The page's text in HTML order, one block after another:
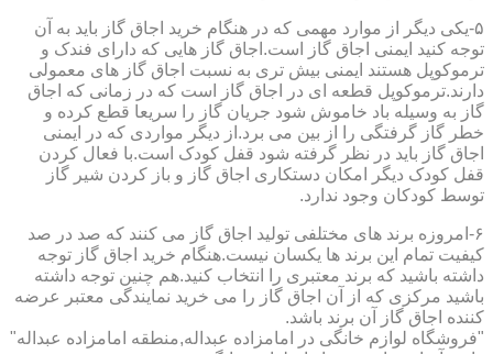
۵-یکی دیگر از موارد مهمی که در هنگام خرید اجاق گاز باید به آن
توجه کنید ایمنی اجاق گاز است.اجاق گاز هایی که دارای فندک و
ترموکوپل هستند ایمنی بیش تری به نسبت اجاق گاز های معمولی
دارند.ترموکوپل قطعه ای در اجاق گاز است که در زمانی که اجاق
گاز به وسیله باد خاموش شود جریان گاز را سریعا قطع کرده و
خطر گاز گرفتگی را از بین می برد.از دیگر مواردی که در ایمنی
اجاق گاز باید در نظر گرفته شود قفل کودک است.با فعال کردن
قفل کودک دیگر امکان دستکاری اجاق گاز و باز کردن شیر گاز
توسط کودکان وجود ندارد.
۶-امروزه برند های مختلفی تولید اجاق گاز می کنند که صد در صد
کیفیت تمام این برند ها یکسان نیست.هنگام خرید اجاق گاز توجه
داشته باشید که برند معتبری را انتخاب کنید.هم چنین توجه داشته
باشید مرکزی که از آن اجاق گاز را می خرید نمایندگی معتبر عرضه
کننده اجاق گاز آن برند باشد.
"فروشگاه لوازم خانگی در امامزاده عبداله,منطقه امامزاده عبداله"